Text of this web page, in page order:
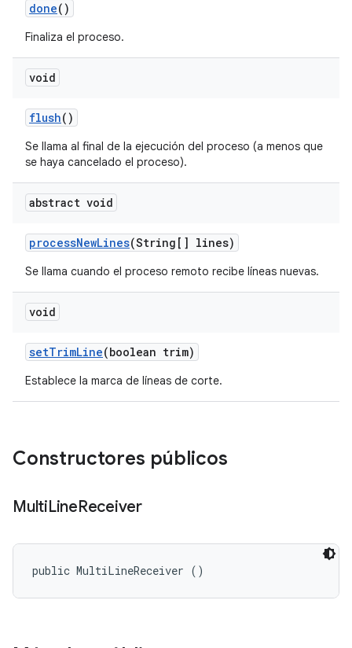
done()
Finaliza el proceso.
void
flush()
Se llama al final de la ejecución del proceso (a menos que
se haya cancelado el proceso).
abstract void
processNewLines(String[] lines)
Se llama cuando el proceso remoto recibe líneas nuevas.
void
setTrimLine(boolean trim)
Establece la marca de líneas de corte.
Constructores públicos
MultiLineReceiver
public MultiLineReceiver ()